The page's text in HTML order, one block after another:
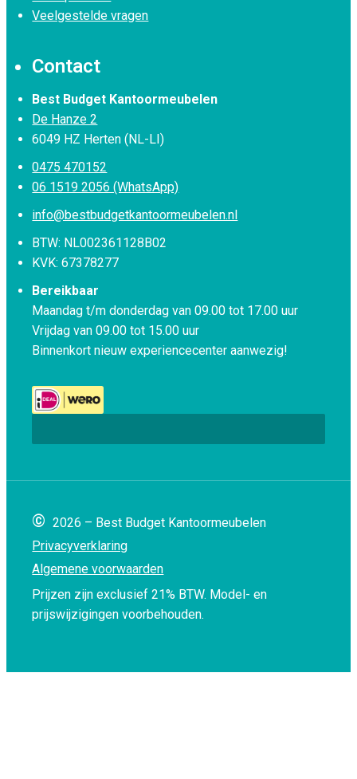
Veelgestelde vragen
Contact
Best Budget Kantoormeubelen
De Hanze 2
6049 HZ Herten (NL-LI)
0475 470152
06 1519 2056 (WhatsApp)
info@bestbudgetkantoormeubelen.nl
BTW: NL002361128B02
KVK: 67378277
Bereikbaar
Maandag t/m donderdag van 09.00 tot 17.00 uur
Vrijdag van 09.00 tot 15.00 uur
Binnenkort nieuw experiencecenter aanwezig!
© 2026 – Best Budget Kantoormeubelen
Privacyverklaring
Algemene voorwaarden
Prijzen zijn exclusief 21% BTW. Model- en
prijswijzigingen voorbehouden.